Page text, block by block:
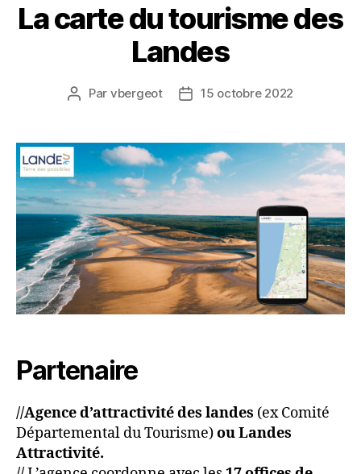
La carte du tourisme des
Landes
Auteur
Par vbergeot
Date15 octobre 2022
Partenaire
//Agence d’attractivité des landes (ex Comité
Départemental du Tourisme)ou Landes
Attractivité.